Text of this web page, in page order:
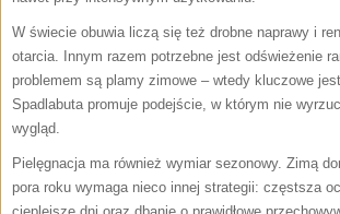
W świecie obuwia liczą się też drobne naprawy i
otarcia. Innym razem potrzebne jest odświeżenie
problemem są plamy zimowe – wtedy kluczowe
Spadlabuta promuje podejście, w którym nie
wygląd.
Pielęgnacja ma również wymiar sezonowy. Zimą
pora roku wymaga nieco innej strategii: częstsza